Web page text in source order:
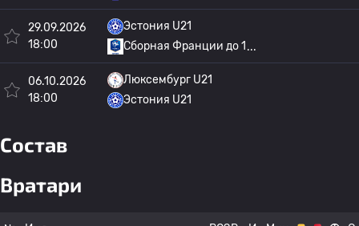
29.09.2026
18:00
Эстония U21
Сборная Франции до 1
06.10.2026
18:00
Люксембург U21
Эстония U21
Состав
Вратари